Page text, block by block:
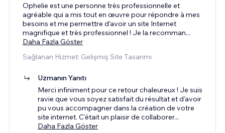
Ophelie est une personne très professionnelle et
agréable qui a mis tout en œuvre pour répondre à mes
besoins et me permettre d’avoir un site Internet
magnifique et très professionnel ! Je la recomman...
Daha Fazla Göster
Sağlanan Hizmet: Gelişmiş Site Tasarımı
Uzmanın Yanıtı
Merci infiniment pour ce retour chaleureux ! Je suis
ravie que vous soyez satisfait du résultat et d'avoir
pu vous accompagner dans la création de votre
site internet. C'était un plaisir de collaborer...
Daha Fazla Göster